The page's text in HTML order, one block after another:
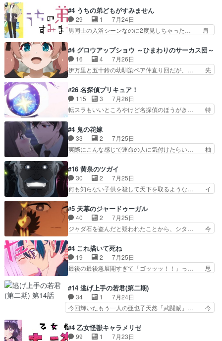
相変わらずで草ルディ君釣り… ルーデウスにシル
フィエットとロキシーとの… 離れ離れになったり
別れがあったり絶望の大…
様とは...本当の愛とは...なんぞ… テンポの良いボ
ケとツッコミで笑わせつつ、… この作品、ストー
リーにも登場人物にも全く… 家で机に向かってる
時の貧乏ゆすりとか、ラ… お姉ちゃんと話せ
に、ララは何を思うのだ… 息をするかのように3
話まで視聴。2026… ララの王子様探しが本格的
に動き出した回。…
#4 うちの弟どもがすみません
29 1
7月24日
男同士の入浴シーンなのに2度見しちゃった… 肩
散歩って逃げるよね！糸と類を助けよう… 類の面
倒見るのが1番大変そう糸は誰とでも… 源くんを
甘えさせるまでの糸と周りの出来事… 源くん、甘
えちゃうぞ宣言。思ったよりラブ… 糸ちゃんのま
目的を忘れてますますヤング… でも央太と親しく
するのは嫌。世話を拒んで… ゴメス（カエル）外
で散歩させてたのか(*…
#4 グロウアップショウ ～ひまわりのサーカス団～
16 4
7月26日
伊万里と五十鈴の幼馴染ペア仲直り回だが、… 先
や、これ素晴らしいコメディアニメだな。… 水着
回なのにビキニじゃない！これは時代背… 今回は
推しの吾野伊万里ちゃん担当回。これ… 伊万里さ
んの手品回であり水着回ね。瑞佳ち… 売り上げが
タ教育のせいで瑞佳がヒモカス… 伊万里ちゃんの
人前での苦手意識を抱えなが… 第４話をｄアニメ
ストアで視聴しました。視…
#26 名探偵プリキュア！
115 3
7月26日
転スラもいいところやけど名探偵のほうがき… 特
なはプリキュア仲間には自分が未来から… の活
躍、敵を圧倒ってのはおおよその流れだ… キュア
エクレール初変身＆初戦闘。プリキュ… キュアエ
クレールは強いが力を制御できない… キュアエク
ッコロで始まってちょっ… バカおもろいやん
www実質まどマギやんけ… しかも実質的にエク
レールが倒したビルであ…
#4 鬼の花嫁
33 2
7月25日
実際にこんな感じで運命の人に気付けたらい… 柚
の花嫁は一見すると甘い夢、理想の天国… 玲夜さ
んのご両親の登場ですこの世に数多い… 玲夜のお
父さんが石田彰だったことに驚きを… 主人公自分
の立場わかって無さすぎやしまた… ヨミツガと
子にも優しいし可愛いしこの… ユキノさんから玲
夜の父親の話で、そのイメ… あやかしの頂点に立
つ鬼龍院家の現当主が息…
#16 黄泉のツガイ
30 2
7月25日
何も知らない子供を殺して天下を取るような… イ
いバトル回の最後に、予想外の引きシン… これっ
て作者が描きたいのは"ユルの物語"… デラさんの
秘密がちょっとわかった回、正直… 左さんと刀持
ちさんが対決♪あとどこぞのじ… 何処も彼処も言
く動いていてずっと胸が熱… 同時視聴｜
DaemonsRealm｜リア… これまで騙していた東
村を捨てて新郷家に来…
#5 天幕のジャードゥーガル
40 2
7月25日
ジャダ石を盗んだと疑われたことから、シタ… 今
ぶややこしいことになってたオープニン… テンポ
も良いし毎話良いところで引くから全… 盟友ドレ
ゲネ后との出会い。次週のドレゲネ… さて、登場
人物多いけどついていけるのか私… 今回は遂にド
んがめっちゃ可愛かったなド… まさかの展開にめ
ちゃくちゃテンション上が… チャガタイの所へ密
偵に行ったはずがドレゲ…
#4 これ描いて死ね
19 2
7月25日
最後の最後急展開すぎて「ゴッッッ！！」っ… 思
は泣かなかった！漫画描きのハウツー回… この作
品はこういうのをズバッとキメるの上… 藤子不二
雄に親しんだ人にはとてもフィット… 赤福のヌル
ヌルした動きとかネームを褒めら… 漫研が気にな
から新たな仲間まで。本作品… 今回エンディング
テーマが流れるのが早い（… この作品の世界に
#14 逃げ上手の若君(第二期)
34 1
7月24日
今回輝いたもう一人の亜也子天然「武闘派」… 今
逃れすら逃げ上手亜也子のアシストに支… そう
か、亜也子もまだ9歳なのか‥ときゆき… 「亜也
#4 乙女怪獣キャラメリゼ
99 1
7月23日